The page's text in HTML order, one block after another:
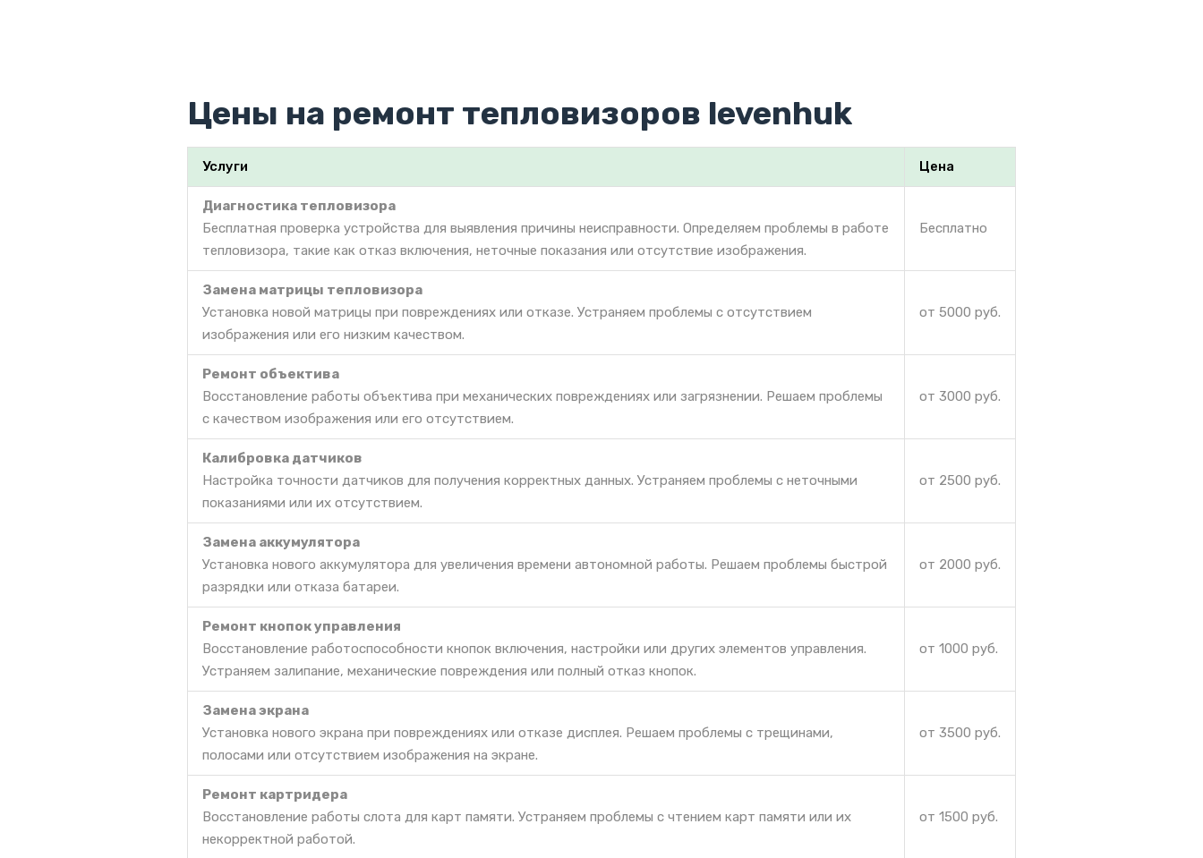
Цены на ремонт тепловизоров levenhuk
Услуги Цена
Диагностика тепловизора
Бесплатная проверка устройства для выявления причины неисправности. Определяем проблемы в работе
тепловизора, такие как отказ включения, неточные показания или отсутствие изображения.
Бесплатно
Замена матрицы тепловизора
Установка новой матрицы при повреждениях или отказе. Устраняем проблемы с отсутствием
изображения или его низким качеством.
от 5000 руб.
Ремонт объектива
Восстановление работы объектива при механических повреждениях или загрязнении. Решаем проблемы
с качеством изображения или его отсутствием.
от 3000 руб.
Калибровка датчиков
Настройка точности датчиков для получения корректных данных. Устраняем проблемы с неточными
показаниями или их отсутствием.
от 2500 руб.
Замена аккумулятора
Установка нового аккумулятора для увеличения времени автономной работы. Решаем проблемы быстрой
разрядки или отказа батареи.
от 2000 руб.
Ремонт кнопок управления
Восстановление работоспособности кнопок включения, настройки или других элементов управления.
Устраняем залипание, механические повреждения или полный отказ кнопок.
от 1000 руб.
Замена экрана
Установка нового экрана при повреждениях или отказе дисплея. Решаем проблемы с трещинами,
полосами или отсутствием изображения на экране.
от 3500 руб.
Ремонт картридера
Восстановление работы слота для карт памяти. Устраняем проблемы с чтением карт памяти или их
некорректной работой.
от 1500 руб.